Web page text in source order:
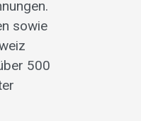
sowie
500